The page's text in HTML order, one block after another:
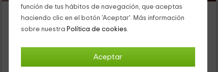
función de tus hábitos de navegación, que aceptas
haciendo clic en el botón 'Aceptar'. Más información
sobre nuestra Política de cookies.
Aceptar
Casa Cruceiro
Alojamiento ubicado a 4.5km de Fornelos De Montes
0 opiniones
5 habitaciones